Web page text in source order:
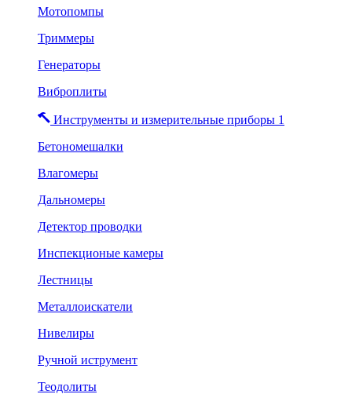
Мотопомпы
Триммеры
Генераторы
Виброплиты
Инструменты и измерительные приборы 1
Бетономешалки
Влагомеры
Дальномеры
Детектор проводки
Инспекционые камеры
Лестницы
Металлоискатели
Нивелиры
Ручной иструмент
Теодолиты